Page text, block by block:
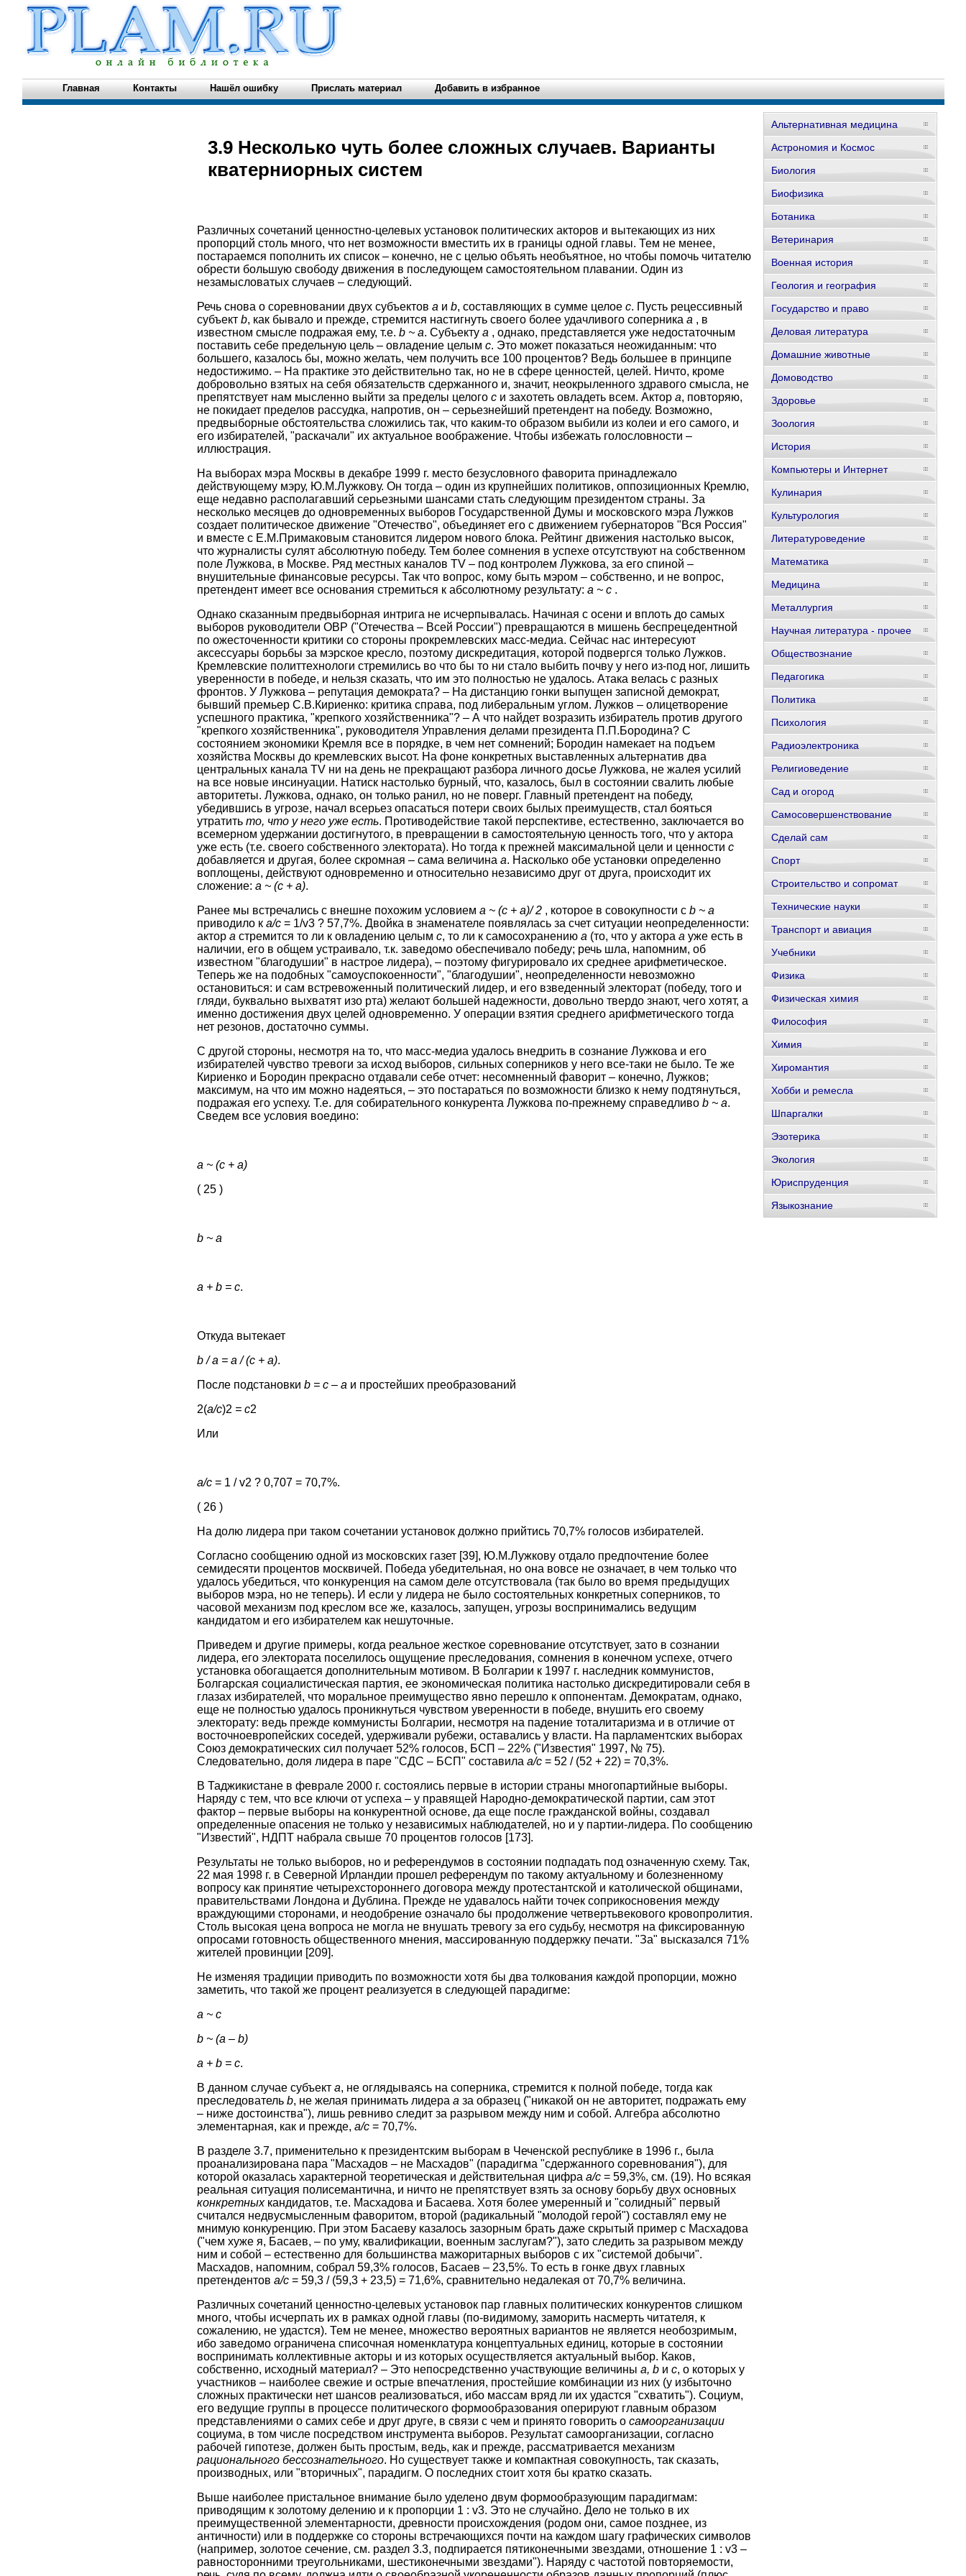
Главная Контакты Нашёл ошибку Прислать материал Добавить в избранное
3.9 Несколько чуть более сложных случаев. Варианты
кватерниорных систем
Различных сочетаний ценностно-целевых установок политических акторов и вытекающих из них
пропорций столь много, что нет возможности вместить их в границы одной главы. Тем не менее,
постараемся пополнить их список – конечно, не с целью объять необъятное, но чтобы помочь читателю
обрести бoльшую свободу движения в последующем самостоятельном плавании. Один из
незамысловатых случаев – следующий.
Речь снова о соревновании двух субъектов а и b, составляющих в сумме целое с. Пусть рецессивный
субъект b, как бывало и прежде, стремится настигнуть своего более удачливого соперника а , в
известном смысле подражая ему, т.е. b ~ a. Субъекту а , однако, представляется уже недостаточным
поставить себе предельную цель – овладение целым с. Это может показаться неожиданным: что
большего, казалось бы, можно желать, чем получить все 100 процентов? Ведь большее в принципе
недостижимо. – На практике это действительно так, но не в сфере ценностей, целей. Ничто, кроме
добровольно взятых на себя обязательств сдержанного и, значит, неокрыленного здравого смысла, не
препятствует нам мысленно выйти за пределы целого си захотеть овладеть всем. Актор а, повторяю,
не покидает пределов рассудка, напротив, он – серьезнейший претендент на победу. Возможно,
предвыборные обстоятельства сложились так, что каким-то образом выбили из колеи и его самого, и
его избирателей, "раскачали" их актуальное воображение. Чтобы избежать голословности –
иллюстрация.
На выборах мэра Москвы в декабре 1999 г. место безусловного фаворита принадлежало
действующему мэру, Ю.М.Лужкову. Он тогда – один из крупнейших политиков, оппозиционных Кремлю,
еще недавно располагавший серьезными шансами стать следующим президентом страны. За
несколько месяцев до одновременных выборов Государственной Думы и московского мэра Лужков
создает политическое движение "Отечество", объединяет его с движением губернаторов "Вся Россия"
и вместе с Е.М.Примаковым становится лидером нового блока. Рейтинг движения настолько высок,
что журналисты сулят абсолютную победу. Тем более сомнения в успехе отсутствуют на собственном
поле Лужкова, в Москве. Ряд местных каналов TV – под контролем Лужкова, за его спиной –
внушительные финансовые ресурсы. Так что вопрос, кому быть мэром – собственно, и не вопрос,
претендент имеет все основания стремиться к абсолютному результату: а ~ с .
Однако сказанным предвыборная интрига не исчерпывалась. Начиная с осени и вплоть до самых
выборов руководители ОВР ("Отечества – Всей России") превращаются в мишень беспрецедентной
по ожесточенности критики со стороны прокремлевских масс-медиа. Сейчас нас интересуют
аксессуары борьбы за мэрское кресло, поэтому дискредитация, которой подвергся только Лужков.
Кремлевские политтехнологи стремились во что бы то ни стало выбить почву у него из-под ног, лишить
уверенности в победе, и нельзя сказать, что им это полностью не удалось. Атака велась с разных
фронтов. У Лужкова – репутация демократа? – На дистанцию гонки выпущен записной демократ,
бывший премьер С.В.Кириенко: критика справа, под либеральным углом. Лужков – олицетворение
успешного практика, "крепкого хозяйственника"? – А что найдет возразить избиратель против другого
"крепкого хозяйственника", руководителя Управления делами президента П.П.Бородина? С
состоянием экономики Кремля все в порядке, в чем нет сомнений; Бородин намекает на подъем
хозяйства Москвы до кремлевских высот. На фоне конкретных выставленных альтернатив два
центральных канала TV ни на день не прекращают разбора личного досье Лужкова, не жалея усилий
на все новые инсинуации. Натиск настолько бурный, что, казалось, был в состоянии свалить любые
авторитеты. Лужкова, однако, он только ранил, но не поверг. Главный претендент на победу,
убедившись в угрозе, начал всерьез опасаться потери своих былых преимуществ, стал бояться
утратить то, что у него уже есть. Противодействие такой перспективе, естественно, заключается во
всемерном удержании достигнутого, в превращении в самостоятельную ценность того, что у актора
уже есть (т.е. своего собственного электората). Но тогда к прежней максимальной цели и ценности с
добавляется и другая, более скромная – сама величина а. Насколько обе установки определенно
воплощены, действуют одновременно и относительно независимо друг от друга, происходит их
сложение: а ~ (с + а).
Ранее мы встречались с внешне похожим условием а ~ (с + а)/ 2, которое в совокупности с b ~ а
приводило к а/с= 1/v3 ? 57,7%. Двойка в знаменателе появлялась за счет ситуации неопределенности:
актор а стремится то ли к овладению целым с, то ли к самосохранению а (то, что у актора а уже есть в
наличии, его в общем устраивало, т.к. заведомо обеспечивало победу; речь шла, напомним, об
известном "благодушии" в настрое лидера), – поэтому фигурировало их среднее арифметическое.
Теперь же на подобных "самоуспокоенности", "благодушии", неопределенности невозможно
остановиться: и сам встревоженный политический лидер, и его взведенный электорат (победу, того и
гляди, буквально выхватят изо рта) желают большей надежности, довольно твердо знают, чего хотят, а
именно достижения двух целей одновременно. У операции взятия среднего арифметического тогда
нет резонов, достаточно суммы.
С другой стороны, несмотря на то, что масс-медиа удалось внедрить в сознание Лужкова и его
избирателей чувство тревоги за исход выборов, сильных соперников у него все-таки не было. Те же
Кириенко и Бородин прекрасно отдавали себе отчет: несомненный фаворит – конечно, Лужков;
максимум, на что им можно надеяться, – это постараться по возможности близко к нему подтянуться,
подражая его успеху. Т.е. для собирательного конкурента Лужкова по-прежнему справедливо b ~ a.
Сведем все условия воедино:
а ~ (с + а)
( 25 )
b ~ a
a + b = c.
Откуда вытекает
b / a = a / (c + a).
После подстановки b = c – a и простейших преобразований
2(а/с)2 = с2
Или
а/с = 1 / v2 ? 0,707 = 70,7%.
( 26 )
На долю лидера при таком сочетании установок должно прийтись 70,7% голосов избирателей.
Согласно сообщению одной из московских газет [39], Ю.М.Лужкову отдало предпочтение более
семидесяти процентов москвичей. Победа убедительная, но она вовсе не означает, в чем только что
удалось убедиться, что конкуренция на самом деле отсутствовала (так было во время предыдущих
выборов мэра, но не теперь). И если у лидера не было состоятельных конкретных соперников, то
часовой механизм под креслом все же, казалось, запущен, угрозы воспринимались ведущим
кандидатом и его избирателем как нешуточные.
Приведем и другие примеры, когда реальное жесткое соревнование отсутствует, зато в сознании
лидера, его электората поселилось ощущение преследования, сомнения в конечном успехе, отчего
установка обогащается дополнительным мотивом. В Болгарии к 1997 г. наследник коммунистов,
Болгарская социалистическая партия, ее экономическая политика настолько дискредитировали себя в
глазах избирателей, что моральное преимущество явно перешло к оппонентам. Демократам, однако,
еще не полностью удалось проникнуться чувством уверенности в победе, внушить его своему
электорату: ведь прежде коммунисты Болгарии, несмотря на падение тоталитаризма и в отличие от
восточноевропейских соседей, удерживали рубежи, оставались у власти. На парламентских выборах
Союз демократических сил получает 52% голосов, БСП – 22% ("Известия" 1997, № 75).
Следовательно, доля лидера в паре "СДС – БСП" составила а/с= 52 / (52 + 22) = 70,3%.
В Таджикистане в феврале 2000 г. состоялись первые в истории страны многопартийные выборы.
Наряду с тем, что все ключи от успеха – у правящей Народно-демократической партии, сам этот
фактор – первые выборы на конкурентной основе, да еще после гражданской войны, создавал
определенные опасения не только у независимых наблюдателей, но и у партии-лидера. По сообщению
"Известий", НДПТ набрала свыше 70 процентов голосов [173].
Результаты не только выборов, но и референдумов в состоянии подпадать под означенную схему. Так,
22 мая 1998 г. в Северной Ирландии прошел референдум по такому актуальному и болезненному
вопросу как принятие четырехстороннего договора между протестантской и католической общинами,
правительствами Лондона и Дублина. Прежде не удавалось найти точек соприкосновения между
враждующими сторонами, и неодобрение означало бы продолжение четвертьвекового кровопролития.
Столь высокая цена вопроса не могла не внушать тревогу за его судьбу, несмотря на фиксированную
опросами готовность общественного мнения, массированную поддержку печати. "За" высказался 71%
жителей провинции [209].
Не изменяя традиции приводить по возможности хотя бы два толкования каждой пропорции, можно
заметить, что такой же процент реализуется в следующей парадигме:
а ~ с
b ~ (a – b)
a + b = c.
В данном случае субъект а, не оглядываясь на соперника, стремится к полной победе, тогда как
преследователь b, не желая принимать лидера а за образец ("никакой он не авторитет, подражать ему
– ниже достоинства"), лишь ревниво следит за разрывом между ним и собой. Алгебра абсолютно
элементарная, как и прежде, а/с= 70,7%.
В разделе 3.7, применительно к президентским выборам в Чеченской республике в 1996 г., была
проанализирована пара "Масхадов – не Масхадов" (парадигма "сдержанного соревнования"), для
которой оказалась характерной теоретическая и действительная цифра а/с= 59,3%, см. (19). Но всякая
реальная ситуация полисемантична, и ничто не препятствует взять за основу борьбу двух основных
конкретныхкандидатов, т.е. Масхадова и Басаева. Хотя более умеренный и "солидный" первый
считался недвусмысленным фаворитом, второй (радикальный "молодой герой") составлял ему не
мнимую конкуренцию. При этом Басаеву казалось зазорным брать даже скрытый пример с Масхадова
("чем хуже я, Басаев, – по уму, квалификации, военным заслугам?"), зато следить за разрывом между
ним и собой – естественно для большинства мажоритарных выборов с их "системой добычи".
Масхадов, напомним, собрал 59,3% голосов, Басаев – 23,5%. То есть в гонке двух главных
претендентов а/с= 59,3 / (59,3 + 23,5) = 71,6%, сравнительно недалекая от 70,7% величина.
Различных сочетаний ценностно-целевых установок пар главных политических конкурентов слишком
много, чтобы исчерпать их в рамках одной главы (по-видимому, заморить насмерть читателя, к
сожалению, не удастся). Тем не менее, множество вероятных вариантов не является необозримым,
ибо заведомо ограничена списочная номенклатура концептуальных единиц, которые в состоянии
воспринимать коллективные акторы и из которых осуществляется актуальный выбор. Каков,
собственно, исходный материал? – Это непосредственно участвующие величины а, bи с, о которых у
участников – наиболее свежие и острые впечатления, простейшие комбинации из них (у избыточно
сложных практически нет шансов реализоваться, ибо массам вряд ли их удастся "схватить"). Социум,
его ведущие группы в процессе политического формообразования оперируют главным образом
представлениями о самих себе и друг друге, в связи с чем и принято говорить о самоорганизации
социума, в том числе посредством инструмента выборов. Результат самоорганизации, согласно
рабочей гипотезе, должен быть простым, ведь, как и прежде, рассматривается механизм
рационального бессознательного. Но существует также и компактная совокупность, так сказать,
производных, или "вторичных", парадигм. О последних стоит хотя бы кратко сказать.
Выше наиболее пристальное внимание было уделено двум формообразующим парадигмам:
приводящим к золотому делению и к пропорции 1 : v3. Это не случайно. Дело не только в их
преимущественной элементарности, древности происхождения (родом они, самое позднее, из
античности) или в поддержке со стороны встречающихся почти на каждом шагу графических символов
(например, золотое сечение, см. раздел 3.3, подпирается пятиконечными звездами, отношение 1 : v3 –
равносторонними треугольниками, шестиконечными звездами"). Наряду с частотой повторяемости,
Альтернативная медицина
Астрономия и Космос
Биология
Биофизика
Ботаника
Ветеринария
Военная история
Геология и география
Государство и право
Деловая литература
Домашние животные
Домоводство
Здоровье
Зоология
История
Компьютеры и Интернет
Кулинария
Культурология
Литературоведение
Математика
Медицина
Металлургия
Научная литература - прочее
Обществознание
Педагогика
Политика
Психология
Радиоэлектроника
Религиоведение
Сад и огород
Самосовершенствование
Сделай сам
Спорт
Строительство и сопромат
Технические науки
Транспорт и авиация
Учебники
Физика
Физическая химия
Философия
Химия
Хиромантия
Хобби и ремесла
Шпаргалки
Эзотерика
Экология
Юриспруденция
Языкознание